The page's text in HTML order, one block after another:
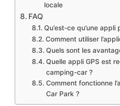
locale
FAQ
Qu’est-ce qu’une
Comment utiliser
Quels sont les
Quelle appli GPS est
camping-car ?
Comment fonctionne
Car Park ?